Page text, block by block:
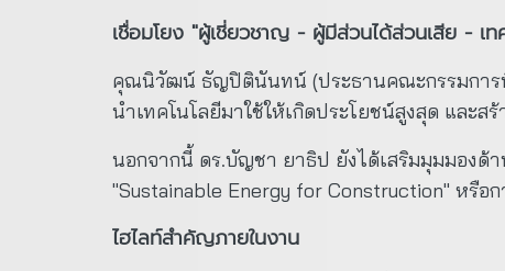
เชื่อมโยง "ผู้เชี่ยวชาญ - ผู้มีส่วนได้ส่วนเสีย - เท
คุณนิวัฒน์ ธัญปิตินันทน์ (ประธานคณะกรรมการที่
นำเทคโนโลยีมาใช้ให้เกิดประโยชน์สูงสุด และส
นอกจากนี้ ดร.บัญชา ยาธิป ยังได้เสริมมุมมองด้
"Sustainable Energy for Construction" หรื
ไฮไลท์สำคัญภายในงาน